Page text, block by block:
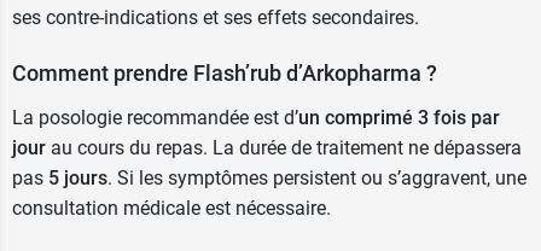
ses contre-indications et ses effets secondaires.
Comment prendre Flash’rub d’Arkopharma ?
La posologie recommandée est d’un comprimé 3 fois par
jour au cours du repas. La durée de traitement ne dépassera
pas 5 jours. Si les symptômes persistent ou s’aggravent, une
consultation médicale est nécessaire.